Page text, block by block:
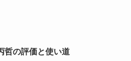
哲の評価と使い道